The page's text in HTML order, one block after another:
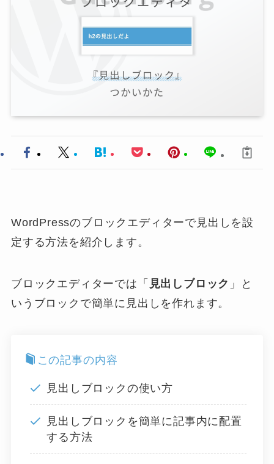
WordPressのブロックエディターで見出しを設
定する方法を紹介します。
ブロックエディターでは「 見出しブロック 」と
いうブロックで簡単に見出しを作れます。
この記事の内容
見出しブロックの使い方
見出しブロックを簡単に記事内に配置
する方法